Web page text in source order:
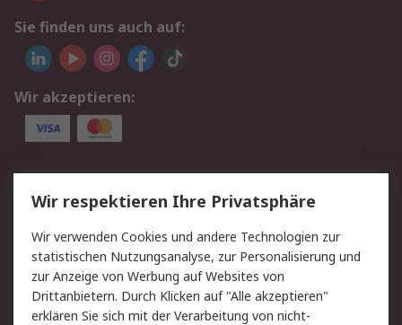
Sie finden uns auch auf:
Wir akzeptieren:
Service
Value Added Services
Lieferlösungen
Rücksendungen
Kontakt
Hilfe
Privatkunden
Rechtliches
Wir respektieren Ihre Privatsphäre
Wir verwenden Cookies und andere Technologien zur
statistischen Nutzungsanalyse, zur Personalisierung und
zur Anzeige von Werbung auf Websites von
Drittanbietern. Durch Klicken auf "Alle akzeptieren"
erklären Sie sich mit der Verarbeitung von nicht-